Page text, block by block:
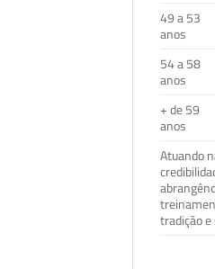
49 a 53
anos
54 a 58
anos
+ de 59
anos
Atuando
tradição e